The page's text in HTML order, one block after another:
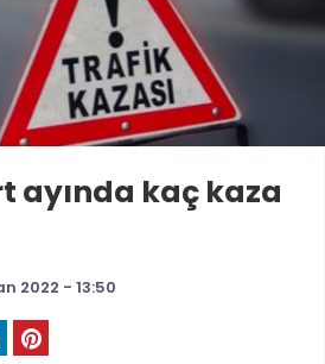
ayında kaç kaza
2022 - 13:50